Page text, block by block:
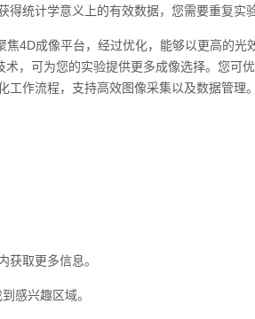
统计学意义上的有效数据，您需要重复实
成像平台，经过优化，能够以更高的光
，可为您的实验提供更多成像选择。您可
作流程，支持高效图像采集以及数据管理。
取更多信息。
感兴趣区域。